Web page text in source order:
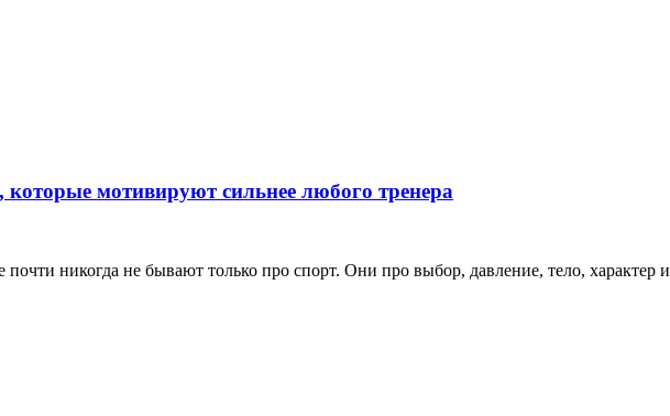
мотивируют сильнее любого тренера
никогда не бывают только про спорт. Они про выбор, давление, тело, характер и